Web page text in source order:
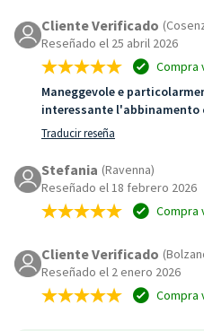
Cliente Verificado
Reseñado el 25 abril 2026
Compra
Maneggevole e
interessante l'abbinamento
Traducir reseña
Stefania (Ravenna)
Reseñado el 18 febrero 2026
Compra
Cliente Verificado
Reseñado el 2 enero 2026
Compra